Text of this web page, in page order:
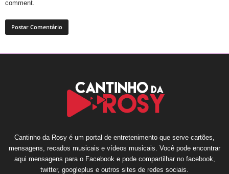
comment.
Cantinho da Rosy é um portal de entretenimento que serve cartões,
mensagens, recados musicais e vídeos musicais. Você pode encontrar
aqui mensagens para o Facebook e pode compartilhar no facebook,
twitter, googleplus e outros sites de redes sociais.